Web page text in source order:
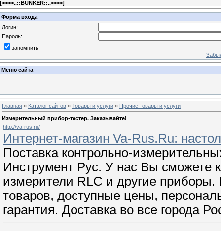
[>>>>..::BUNKER::..<<<<]
Форма входа
Логин:
Пароль:
запомнить
Меню сайта
Главная » Каталог сайтов » Товары и услуги » Прочие товары и услуги
Измерительный прибор-тестер. Заказывайте!
http://va-rus.ru/
Интернет-магазин Va-Rus.Ru:
Поставка контрольно-
Инструмент Рус. У нас Вы сможете
измерители RLC и другие
товаров, доступные цены,
гарантия. Доставка во все города